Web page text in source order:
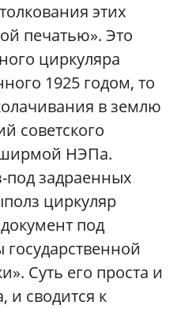
этих
печатью». Это
циркуляра
1925 годом, то
в землю
советского
НЭПа.
под задраенных
циркуляр
под
Суть его проста и
и сводится к